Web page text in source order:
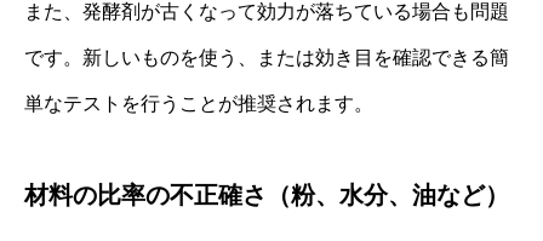
また、発酵剤が古くなって効力が落ちている場合も問題
です。新しいものを使う、または効き目を確認できる簡
単なテストを行うことが推奨されます。
材料の比率の不正確さ（粉、水分、油など）